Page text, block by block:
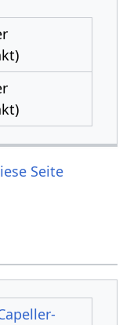
Seite